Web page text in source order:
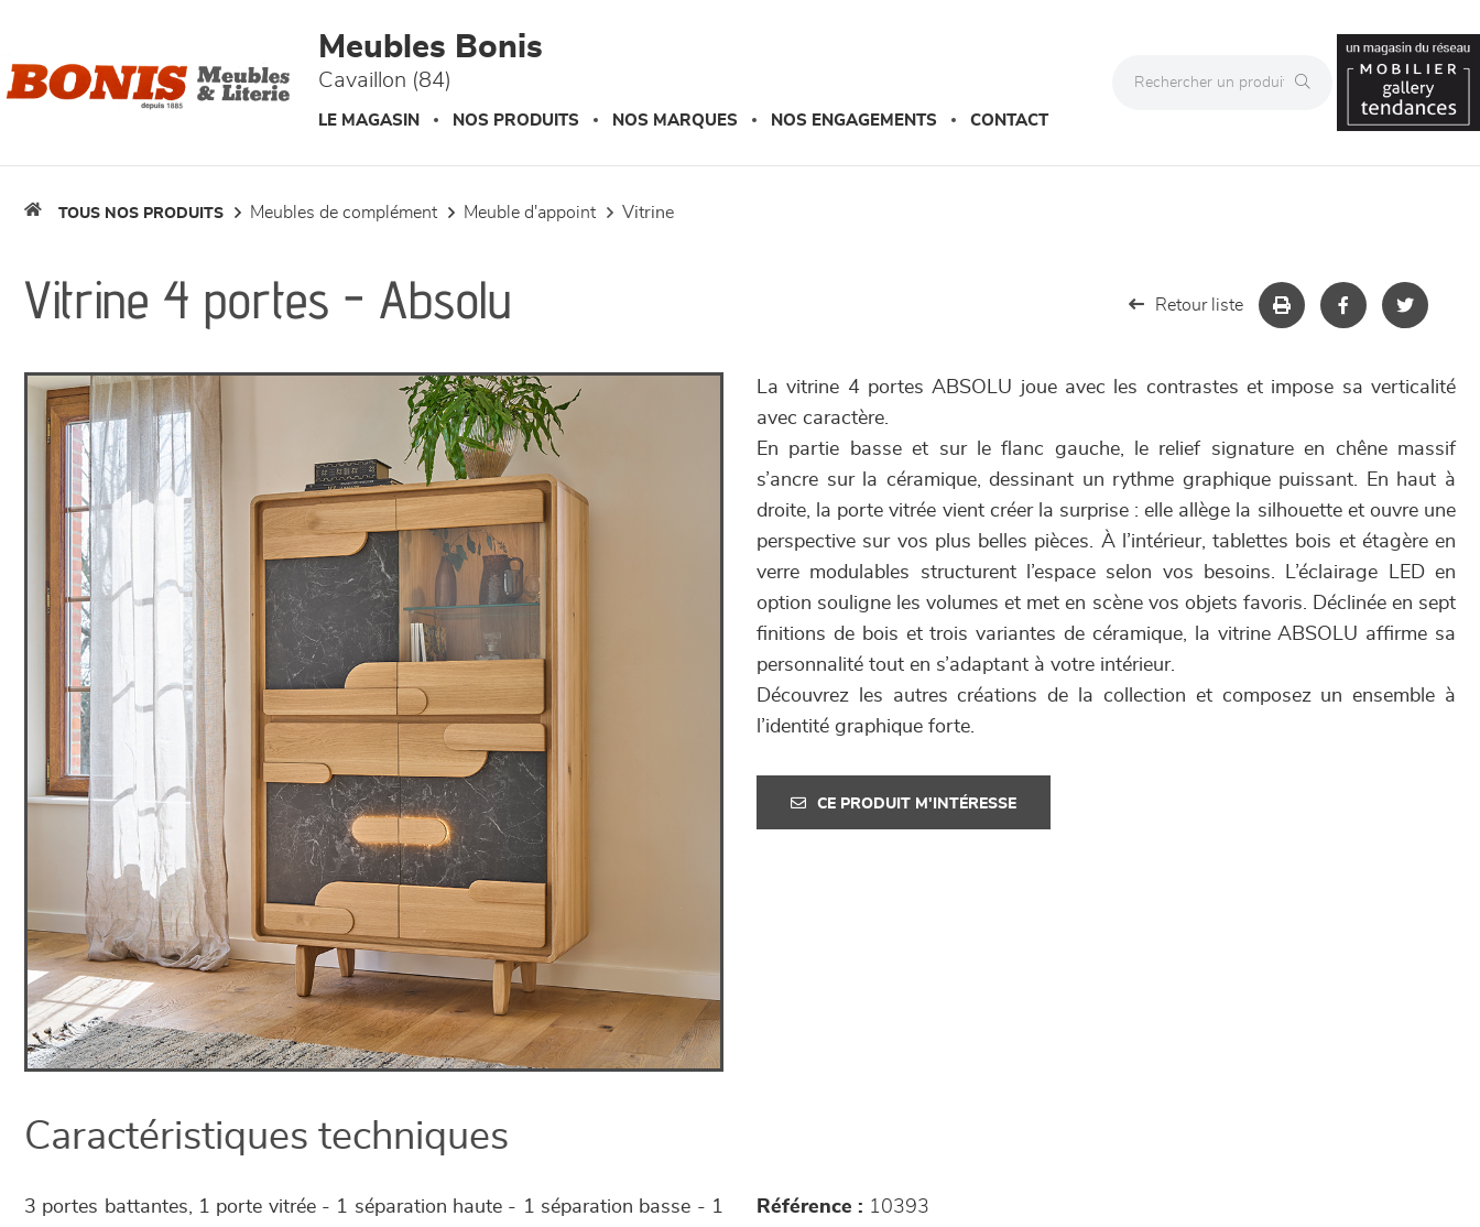
Meubles Bonis
Cavaillon (84)
LE MAGASIN NOS PRODUITS NOS MARQUES NOS ENGAGEMENTS CONTACT
TOUS NOS PRODUITS meubles de complément meuble d'appoint vitrine
Vitrine 4 portes - Absolu Retour liste
La vitrine 4 portes ABSOLU joue avec les contrastes et impose sa verticalité
avec caractère.
En partie basse et sur le flanc gauche, le relief signature en chêne massif
s’ancre sur la céramique, dessinant un rythme graphique puissant. En haut à
droite, la porte vitrée vient créer la surprise : elle allège la silhouette et ouvre une
perspective sur vos plus belles pièces. À l’intérieur, tablettes bois et étagère en
verre modulables structurent l’espace selon vos besoins. L’éclairage LED en
option souligne les volumes et met en scène vos objets favoris. Déclinée en sept
finitions de bois et trois variantes de céramique, la vitrine ABSOLU affirme sa
personnalité tout en s’adaptant à votre intérieur.
Découvrez les autres créations de la collection et composez un ensemble à
l’identité graphique forte.
CE PRODUIT M'INTÉRESSE
Caractéristiques techniques
3 portes battantes, 1 porte vitrée - 1 séparation haute - 1 séparation basse - 1
Référence : 10393